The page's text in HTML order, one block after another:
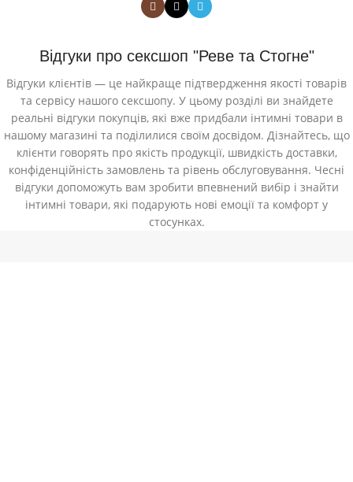
Відгуки про сексшоп "Реве та Стогне"
Відгуки клієнтів — це найкраще підтвердження якості товарів
та сервісу нашого сексшопу. У цьому розділі ви знайдете
реальні відгуки покупців, які вже придбали інтимні товари в
нашому магазині та поділилися своїм досвідом. Дізнайтесь, що
клієнти говорять про якість продукції, швидкість доставки,
конфіденційність замовлень та рівень обслуговування. Чесні
відгуки допоможуть вам зробити впевнений вибір і знайти
інтимні товари, які подарують нові емоції та комфорт у
стосунках.